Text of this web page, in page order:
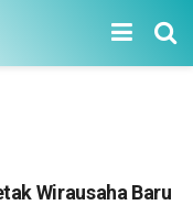
Wirausaha Baru